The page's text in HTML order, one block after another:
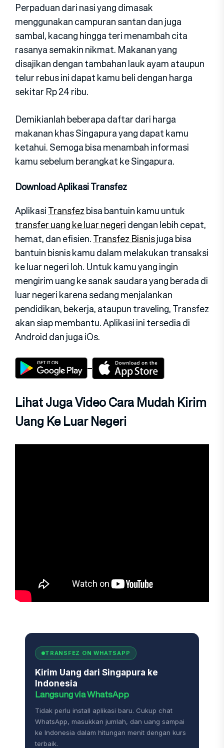
Perpaduan dari nasi yang dimasak
menggunakan campuran santan dan juga
sambal, kacang hingga teri menambah cita
rasanya semakin nikmat. Makanan yang
disajikan dengan tambahan lauk ayam ataupun
telur rebus ini dapat kamu beli dengan harga
sekitar Rp 24 ribu.
Demikianlah beberapa daftar dari harga
makanan khas Singapura yang dapat kamu
ketahui. Semoga bisa menambah informasi
kamu sebelum berangkat ke Singapura.
Download Aplikasi Transfez
AplikasiTransfezbisa bantuin kamu untuk
transfer uang ke luar negeridengan lebih cepat,
hemat, dan efisien.Transfez Bisnisjuga bisa
bantuin bisnis kamu dalam melakukan transaksi
ke luar negeri loh. Untuk kamu yang ingin
mengirim uang ke sanak saudara yang berada di
luar negeri karena sedang menjalankan
pendidikan, bekerja, ataupun traveling, Transfez
akan siap membantu. Aplikasi ini tersedia di
Android dan juga iOs.
Lihat Juga Video Cara Mudah Kirim
Uang Ke Luar Negeri
TRANSFEZ ON WHATSAPP
Kirim Uang dari Singapura ke
Indonesia
Langsung via WhatsApp
Tidak perlu install aplikasi baru. Cukup chat
WhatsApp, masukkan jumlah, dan uang sampai
ke Indonesia dalam hitungan menit dengan kurs
terbaik.